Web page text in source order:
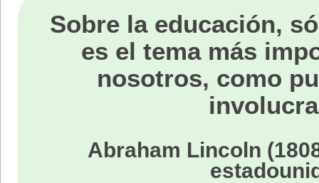
Sobre la educación,
es el tema más
nosotros, como
Abraham Lincoln